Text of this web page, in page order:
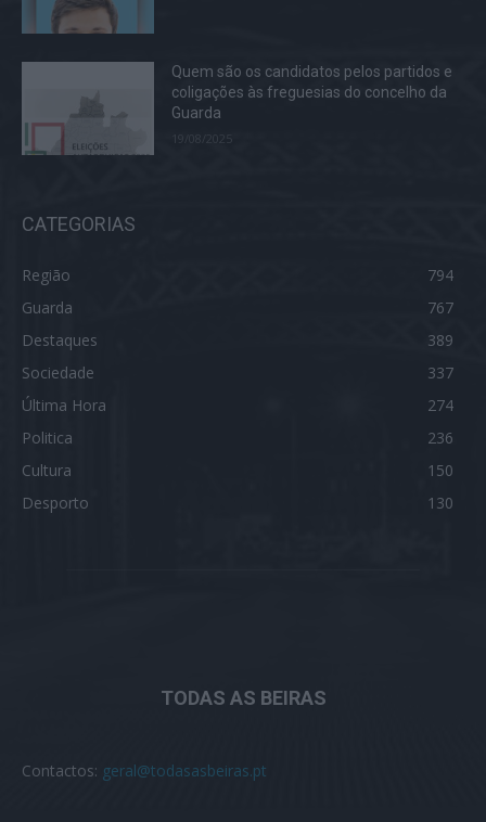
Quem são os candidatos pelos partidos e
coligações às freguesias do concelho da
Guarda
CATEGORIAS
Região
794
Guarda
767
Destaques
389
Sociedade
337
Última Hora
274
Politica
236
Cultura
150
Desporto
130
TODAS AS BEIRAS
Contactos: geral@todasasbeiras.pt